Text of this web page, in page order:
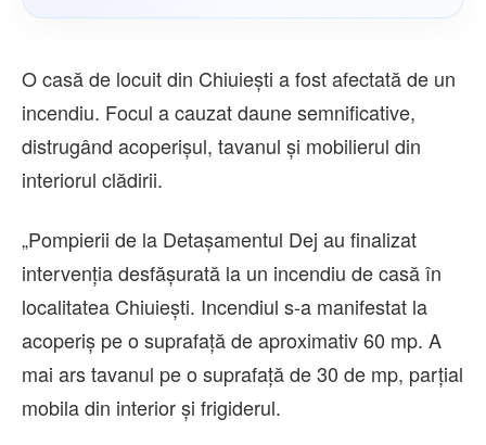
O casă de locuit din Chiuiești a fost afectată de un
incendiu. Focul a cauzat daune semnificative,
distrugând acoperișul, tavanul și mobilierul din
interiorul clădirii.
„Pompierii de la Detașamentul Dej au finalizat
intervenția desfășurată la un incendiu de casă în
localitatea Chiuiești. Incendiul s-a manifestat la
acoperiș pe o suprafață de aproximativ 60 mp. A
mai ars tavanul pe o suprafață de 30 de mp, parțial
mobila din interior și frigiderul.